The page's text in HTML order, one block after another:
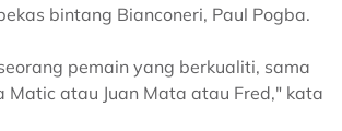
bintang Bianconeri, Paul Pogba.
pemain yang berkualiti, sama
Matic atau Juan Mata atau Fred," kata